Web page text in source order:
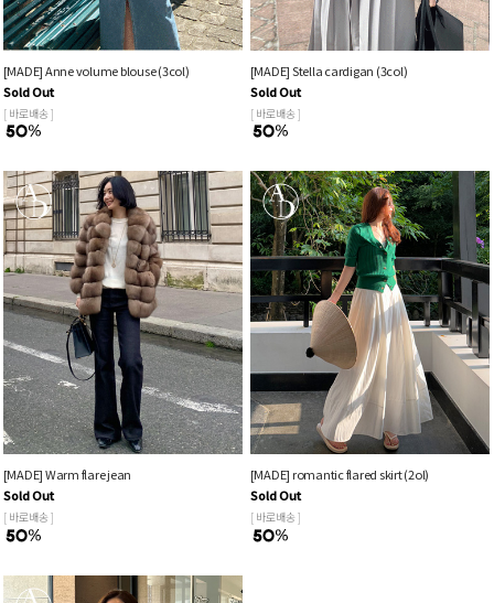
[MADE] Anne volume blouse (3col)
Sold Out
[ 바로배송 ]
[MADE] Stella cardigan (3col)
Sold Out
[ 바로배송 ]
[MADE] Warm flare jean
Sold Out
[ 바로배송 ]
[MADE] romantic flared skirt (2ol)
Sold Out
[ 바로배송 ]